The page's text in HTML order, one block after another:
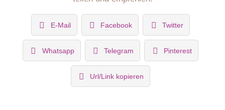
E-Mail Facebook Twitter
Whatsapp Telegram Pinterest
Url/Link kopieren